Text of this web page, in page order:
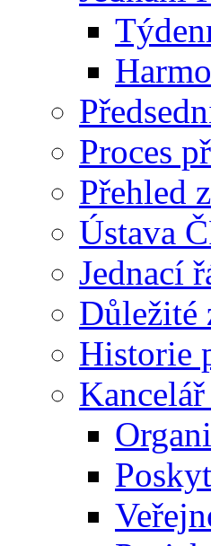
Proces
Přehled
Ústava
Jednací
Důležité
Historie